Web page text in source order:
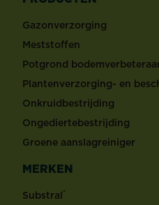
Gazonverzorging
Meststoffen
Potgrond
Plantenverzorging- en
Onkruidbestrijding
Ongediertebestrijding
Groene aanslagreiniger
MERKEN
Substral®